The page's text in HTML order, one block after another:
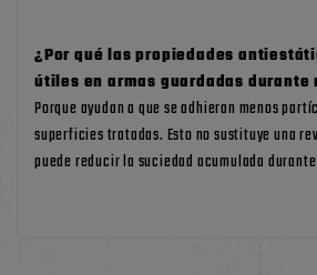
¿Por qué las propiedades
útiles en armas guardadas durante
Porque ayudan a que se adhieran menos
superficies tratadas. Esto no sustituye una
puede reducir la suciedad acumulada